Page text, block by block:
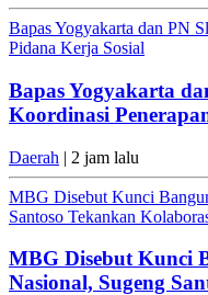
Bapas Yogyakarta dan PN
Pidana Kerja Sosial
Bapas Yogyakarta
Koordinasi
Daerah | 2 jam lalu
MBG Disebut Kunci
Santoso Tekankan
MBG Disebut Kunci
Nasional, Sugeng